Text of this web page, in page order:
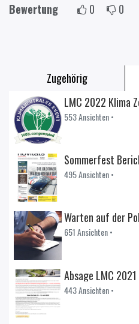
Zugehörig
LMC 2022 Klima
553 Ansichten •
Sommerfest
495 Ansichten •
Warten auf der
651 Ansichten •
Absage LMC 2021
443 Ansichten •
Bewertung
0 0